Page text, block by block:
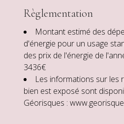
Règlementation
Montant estimé des
d'énergie pour un usage
des prix de l'énergie de
3436€
Les informations sur les
bien est exposé sont
Géorisques :